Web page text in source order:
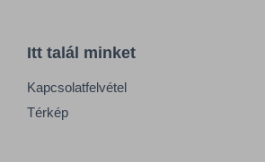
Itt talál minket
Kapcsolatfelvétel
Térkép